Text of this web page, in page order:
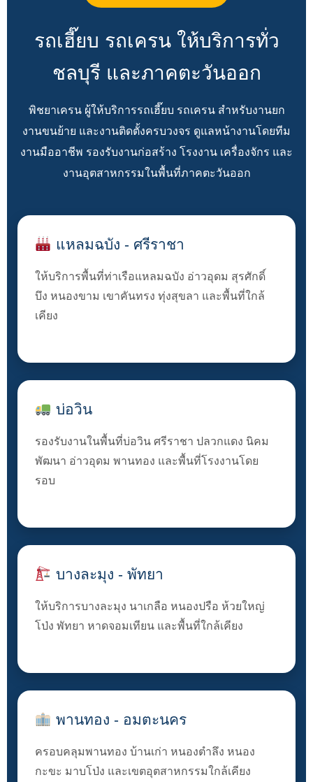
รถเฮี๊ยบ รถเครน ให้บริการทั่ว
ชลบุรี และภาคตะวันออก
พิชยาเครน ผู้ให้บริการรถเฮี๊ยบ รถเครน สำหรับงานยก
งานขนย้าย และงานติดตั้งครบวงจร ดูแลหน้างานโดยทีม
งานมืออาชีพ รองรับงานก่อสร้าง โรงงาน เครื่องจักร และ
งานอุตสาหกรรมในพื้นที่ภาคตะวันออก
แหลมฉบัง - ศรีราชา
ให้บริการพื้นที่ท่าเรือแหลมฉบัง อ่าวอุดม สุรศักดิ์
บึง หนองขาม เขาคันทรง ทุ่งสุขลา และพื้นที่ใกล้
เคียง
บ่อวิน
รองรับงานในพื้นที่บ่อวิน ศรีราชา ปลวกแดง นิคม
พัฒนา อ่าวอุดม พานทอง และพื้นที่โรงงานโดย
รอบ
บางละมุง - พัทยา
ให้บริการบางละมุง นาเกลือ หนองปรือ ห้วยใหญ่
โป่ง พัทยา หาดจอมเทียน และพื้นที่ใกล้เคียง
พานทอง - อมตะนคร
ครอบคลุมพานทอง บ้านเก่า หนองตำลึง หนอง
กะขะ มาบโป่ง และเขตอุตสาหกรรมใกล้เคียง